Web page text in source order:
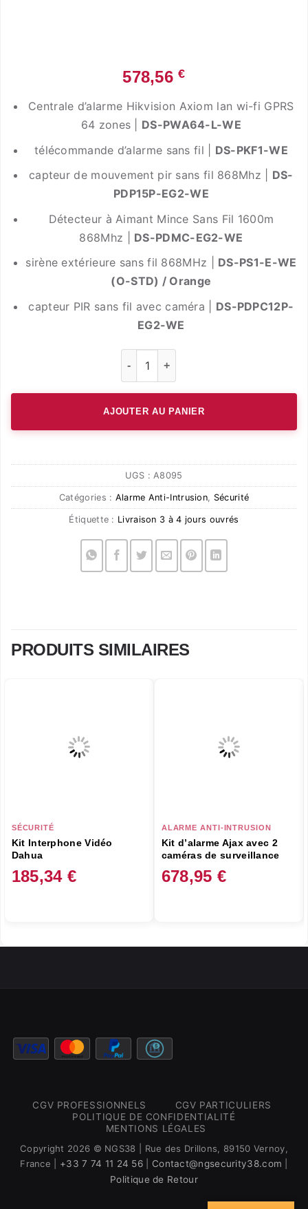
578,56€
Centrale d’alarme Hikvision Axiom lan wi-fi GPRS
64 zones | DS-PWA64-L-WE
télécommande d’alarme sans fil | DS-PKF1-WE
capteur de mouvement pir sans fil 868Mhz | DS-
PDP15P-EG2-WE
Détecteur à Aimant Mince Sans Fil 1600m
868Mhz | DS-PDMC-EG2-WE
sirène extérieure sans fil 868MHz | DS-PS1-E-WE
(O-STD) / Orange
capteur PIR sans fil avec caméra | DS-PDPC12P-
EG2-WE
AJOUTER AU PANIER
UGS :A8095
Catégories : Alarme Anti-Intrusion, Sécurité
Étiquette : Livraison 3 à 4 jours ouvrés
PRODUITS SIMILAIRES
SÉCURITÉ
Kit Interphone Vidéo
Dahua
185,34 €
ALARME ANTI-INTRUSION
Kit d’alarme Ajax avec 2
caméras de surveillance
678,95 €
CGV PROFESSIONNELS
CGV PARTICULIERS
POLITIQUE DE CONFIDENTIALITÉ
MENTIONS LÉGALES
Copyright 2026 © NGS38 | Rue des Drillons, 89150 Vernoy,
France | +33 7 74 11 24 56 Contact@ngsecurity38.com
Politique de Retour